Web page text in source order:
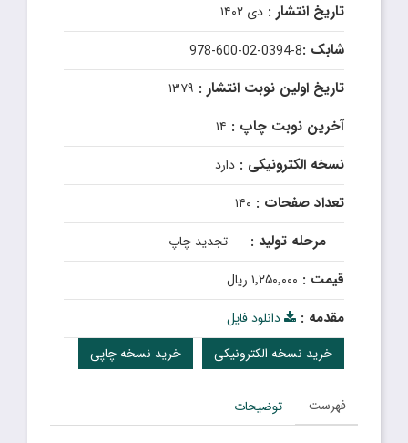
تاریخ انتشار : دی ۱۴۰۲
شابک :978-600-02-0394-8
تاریخ اولین نوبت انتشار : ۱۳۷۹
آخرین نوبت چاپ : ۱۴
نسخه الکترونیکی : دارد
تعداد صفحات : ۱۴۰
مرحله تولید : تجدید چاپ
قیمت : ۱٬۲۵۰٬۰۰۰ ریال
مقدمه :
دانلود فایل
خرید نسخه چاپی
خرید نسخه الکترونیکی
فهرست توضیحات